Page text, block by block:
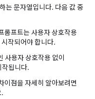
는 문자열입니다. 다음 값 중
롬프트는 사용자 상호작용
작되어야 합니다.
사용자 상호작용 없이
됩니다.
이점을 자세히 알아보려면